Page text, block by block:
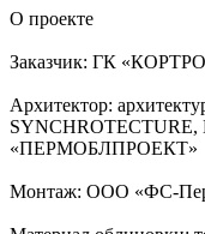
О проекте
Заказчик: ГК
Архитектор:
SYNCHROTECTURE,
«ПЕРМОБЛПРОЕКТ»
Монтаж: ООО «ФС-